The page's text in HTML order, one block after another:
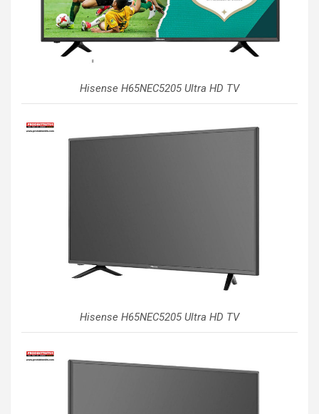
Hisense H65NEC5205 Ultra HD TV
Hisense H65NEC5205 Ultra HD TV